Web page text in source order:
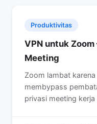
Produktivitas
VPN untuk
Meeting
Zoom lambat
membypass
privasi meeting